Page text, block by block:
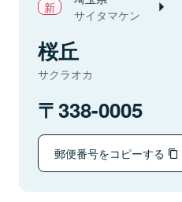
サイタマケン
桜丘
サクラオカ
338-0005
郵便番号をコピーする